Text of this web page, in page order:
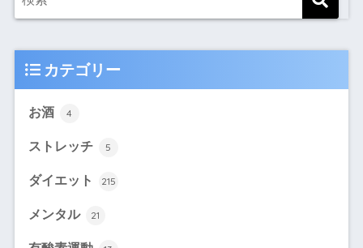
カテゴリー
お酒 4
ストレッチ 5
ダイエット 215
メンタル 21